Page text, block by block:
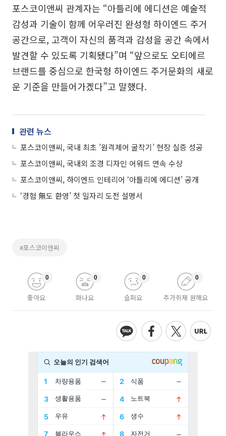
포스코이앤씨 관계자는 “아틀리에 에디션은 예술적
감성과 기술이 함께 어우러진 완성형 하이엔드 주거
공간으로, 고객이 자신의 품격과 감성을 공간 속에서
발견할 수 있도록 기획됐다”며 “앞으로도 오티에르
브랜드를 중심으로 한국형 하이엔드 주거문화의 새로
운 기준을 만들어가겠다”고 말했다.
관련 뉴스
포스코이앤씨, 국내 최초 ’원격제어 굴착기’ 현장 실증 성공
포스코이앤씨, 국내외 조경 디자인 어워드 연속 수상
포스코이앤씨, 하이엔드 인테리어 ‘아틀리에 에디션’ 공개
‘경험 無도 환영’ 첫 일자리 도전 설명서
#포스코이앤씨
좋아요
0
화나요
0
슬퍼요
0
추가취재 원해요
0